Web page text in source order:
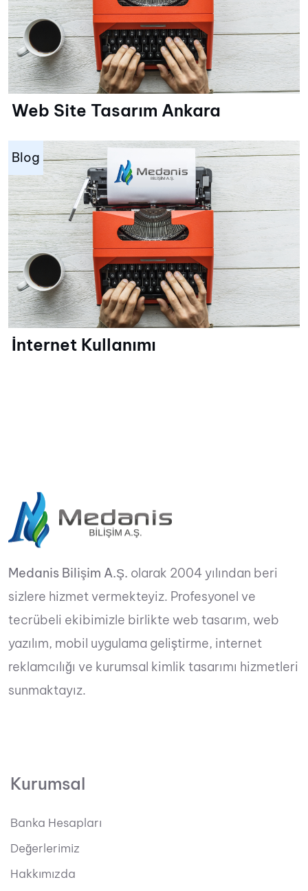
Web Site Tasarım Ankara
Blog
İnternet Kullanımı
Medanis Bilişim A.Ş. olarak 2004 yılından beri
sizlere hizmet vermekteyiz. Profesyonel ve
tecrübeli ekibimizle birlikte web tasarım, web
yazılım, mobil uygulama geliştirme, internet
reklamcılığı ve kurumsal kimlik tasarımı hizmetleri
sunmaktayız.
Kurumsal
Banka Hesapları
Değerlerimiz
Hakkımızda